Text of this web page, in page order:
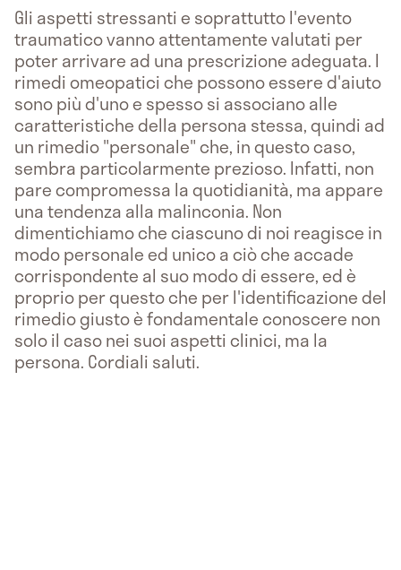
Gli aspetti stressanti e soprattutto l'evento
traumatico vanno attentamente valutati per
poter arrivare ad una prescrizione adeguata. I
rimedi omeopatici che possono essere d'aiuto
sono più d'uno e spesso si associano alle
caratteristiche della persona stessa, quindi ad
un rimedio "personale" che, in questo caso,
sembra particolarmente prezioso. Infatti, non
pare compromessa la quotidianità, ma appare
una tendenza alla malinconia. Non
dimentichiamo che ciascuno di noi reagisce in
modo personale ed unico a ciò che accade
corrispondente al suo modo di essere, ed è
proprio per questo che per l'identificazione del
rimedio giusto è fondamentale conoscere non
solo il caso nei suoi aspetti clinici, ma la
persona. Cordiali saluti.